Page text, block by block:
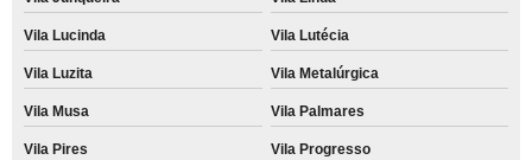
Vila Lucinda Vila Lutécia
Vila Luzita Vila Metalúrgica
Vila Musa Vila Palmares
Vila Pires Vila Progresso